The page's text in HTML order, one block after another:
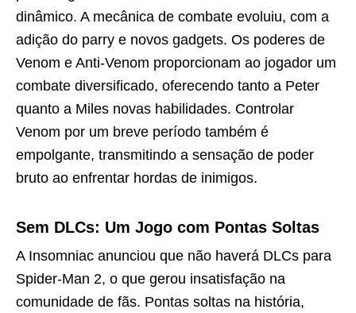
dinâmico. A mecânica de combate evoluiu, com a
adição do parry e novos gadgets. Os poderes de
Venom e Anti-Venom proporcionam ao jogador um
combate diversificado, oferecendo tanto a Peter
quanto a Miles novas habilidades. Controlar
Venom por um breve período também é
empolgante, transmitindo a sensação de poder
bruto ao enfrentar hordas de inimigos.
Sem DLCs: Um Jogo com Pontas Soltas
A Insomniac anunciou que não haverá DLCs para
Spider-Man 2, o que gerou insatisfação na
comunidade de fãs. Pontas soltas na história,